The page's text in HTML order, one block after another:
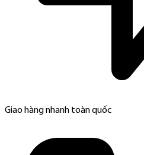
Giao hàng nhanh toàn quốc